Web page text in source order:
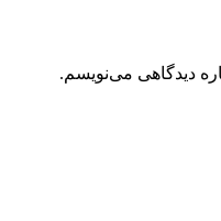
دیدگاهی می‌نویسم.